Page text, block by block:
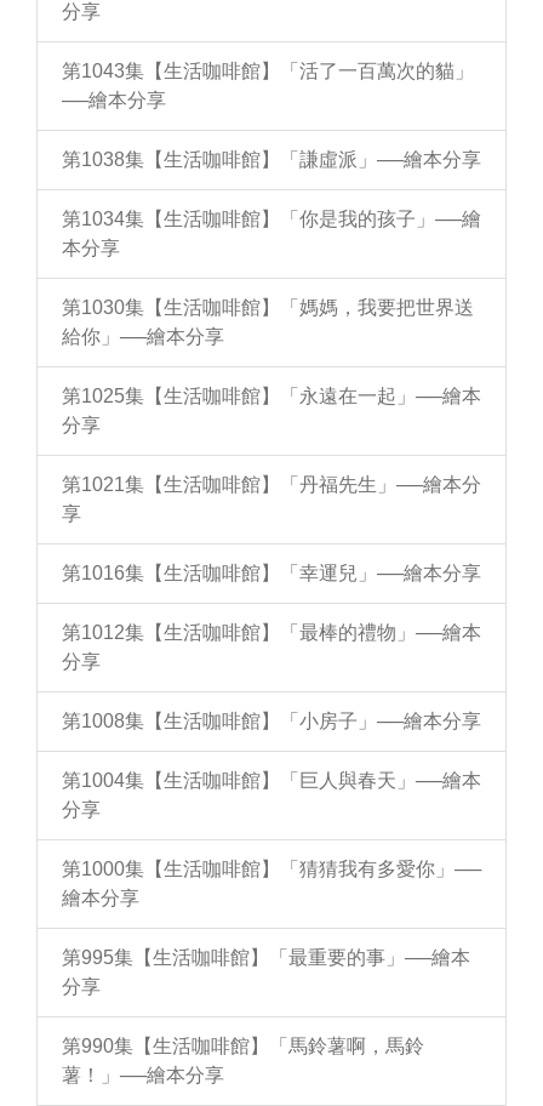
分享
第1043集【生活咖啡館】「活了一百萬次的貓」
──繪本分享
第1038集【生活咖啡館】「謙虛派」──繪本分享
第1034集【生活咖啡館】「你是我的孩子」──繪
本分享
第1030集【生活咖啡館】「媽媽，我要把世界送
給你」──繪本分享
第1025集【生活咖啡館】「永遠在一起」──繪本
分享
第1021集【生活咖啡館】「丹福先生」──繪本分
享
第1016集【生活咖啡館】「幸運兒」──繪本分享
第1012集【生活咖啡館】「最棒的禮物」──繪本
分享
第1008集【生活咖啡館】「小房子」──繪本分享
第1004集【生活咖啡館】「巨人與春天」──繪本
分享
第1000集【生活咖啡館】「猜猜我有多愛你」──
繪本分享
第995集【生活咖啡館】「最重要的事」──繪本
分享
第990集【生活咖啡館】「馬鈴薯啊，馬鈴
薯！」──繪本分享